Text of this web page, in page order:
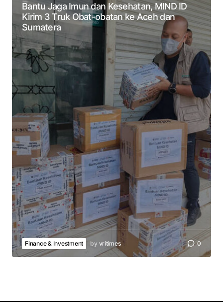
Bantu Jaga Imun dan Kesehatan, MIND ID
Kirim 3 Truk Obat-obatan ke Aceh dan
Sumatera
Finance & Investment by vritimes 0